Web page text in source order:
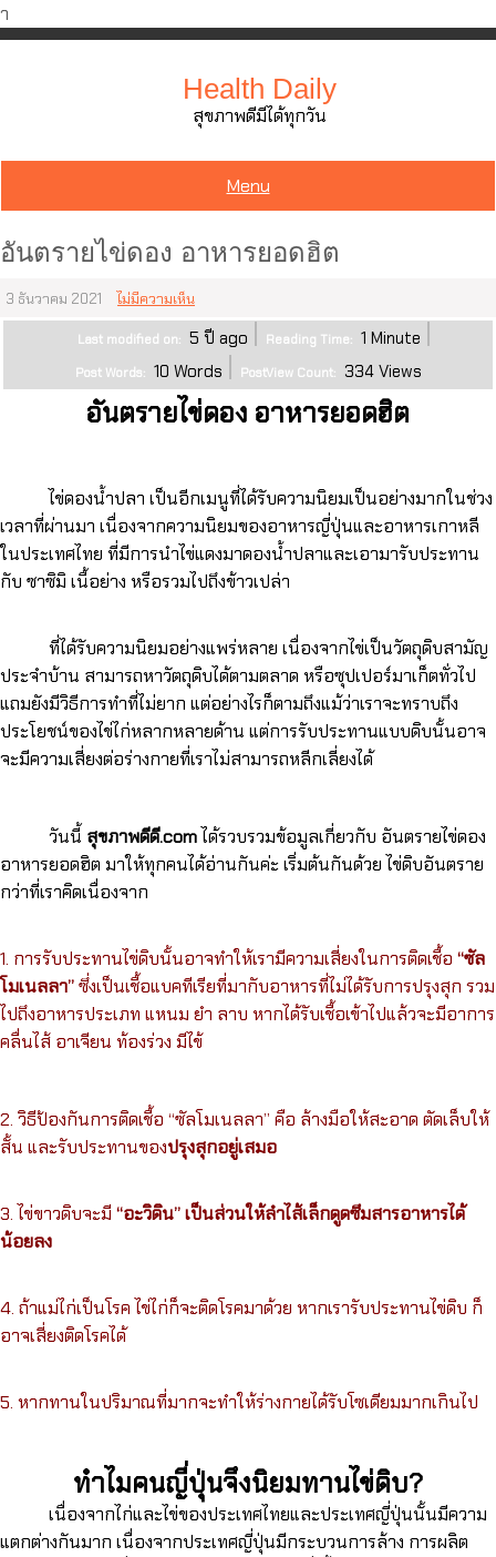
ำ
Skip
Health Daily
สุขภาพดีมีได้ทุกวัน
Menu
อันตรายไข่ดอง อาหารยอดฮิต
3 ธันวาคม 2021 ไม่มีความเห็น
Last modified on: 5 ปี ago Reading Time: 1 Minute
Post Words: 10 Words PostView Count: 334 Views
อันตรายไข่ดอง อาหารยอดฮิต
ไข่ดองน้ำปลา เป็นอีกเมนูที่ได้รับความนิยมเป็นอย่างมากในช่วง
เวลาที่ผ่านมา เนื่องจากความนิยมของอาหารญี่ปุ่นและอาหารเกาหลี
ในประเทศไทย ที่มีการนำไข่แดงมาดองน้ำปลาและเอามารับประทาน
กับ ซาซิมิ เนื้อย่าง หรือรวมไปถึงข้าวเปล่า
ที่ได้รับความนิยมอย่างแพร่หลาย เนื่องจากไข่เป็นวัตถุดิบสามัญ
ประจำบ้าน สามารถหาวัตถุดิบได้ตามตลาด หรือซุปเปอร์มาเก็ตทั่วไป
แถมยังมีวิธีการทำที่ไม่ยาก แต่อย่างไรก็ตามถึงแม้ว่าเราจะทราบถึง
ประโยชน์ของไข่ไก่หลากหลายด้าน แต่การรับประทานแบบดิบนั้นอาจ
จะมีความเสี่ยงต่อร่างกายที่เราไม่สามารถหลีกเลี่ยงได้
วันนี้ สุขภาพดีดี.com ได้รวบรวมข้อมูลเกี่ยวกับ อันตรายไข่ดอง
อาหารยอดฮิต มาให้ทุกคนได้อ่านกันค่ะ เริ่มต้นกันด้วย ไข่ดิบอันตราย
กว่าที่เราคิดเนื่องจาก
1. การรับประทานไข่ดิบนั้นอาจทำให้เรามีความเสี่ยงในการติดเชื้อ “ซัล
โมเนลลา”ซึ่งเป็นเชื้อแบคทีเรียที่มากับอาหารที่ไม่ได้รับการปรุงสุก รวม
ไปถึงอาหารประเภท แหนม ยำ ลาบ หากได้รับเชื้อเข้าไปแล้วจะมีอาการ
คลื่นไส้ อาเจียน ท้องร่วง มีไข้
2. วิธีป้องกันการติดเชื้อ “ซัลโมเนลลา” คือ ล้างมือให้สะอาด ตัดเล็บให้
สั้น และรับประทานของปรุงสุกอยู่เสมอ
3. ไข่ขาวดิบจะมี “อะวิดิน”เป็นส่วนให้ลำไส้เล็กดูดซึมสารอาหารได้
น้อยลง
4. ถ้าแม่ไก่เป็นโรค ไข่ไก่ก็จะติดโรคมาด้วย หากเรารับประทานไข่ดิบ ก็
อาจเสี่ยงติดโรคได้
5. หากทานในปริมาณที่มากจะทำให้ร่างกายได้รับโซเดียมมากเกินไป
ทำไมคนญี่ปุ่นจึงนิยมทานไข่ดิบ?
เนื่องจากไก่และไข่ของประเทศไทยและประเทศญี่ปุ่นนั้นมีความ
แตกต่างกันมาก เนื่องจากประเทศญี่ปุ่นมีกระบวนการล้าง การผลิต